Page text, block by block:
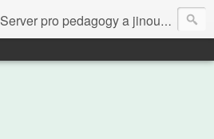
Server pro pedagogy a jinou zvířenu